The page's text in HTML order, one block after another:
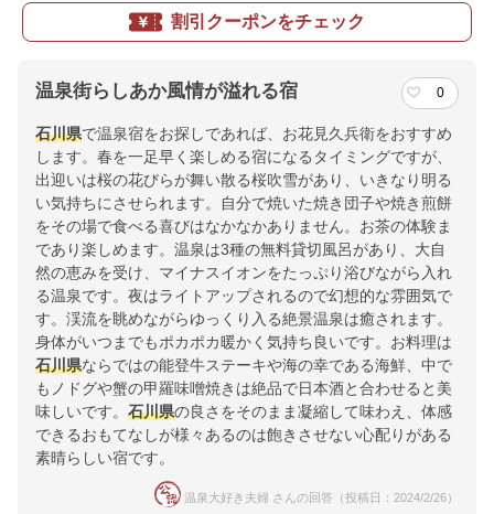
割引クーポンをチェック
温泉街らしあか風情が溢れる宿 0
石川県で温泉宿をお探しであれば、お花見久兵衛をおすすめ
します。春を一足早く楽しめる宿になるタイミングですが、
出迎いは桜の花びらが舞い散る桜吹雪があり、いきなり明る
い気持ちにさせられます。自分で焼いた焼き団子や焼き煎餅
をその場で食べる喜びはなかなかありません。お茶の体験ま
であり楽しめます。温泉は3種の無料貸切風呂があり、大自
然の恵みを受け、マイナスイオンをたっぷり浴びながら入れ
る温泉です。夜はライトアップされるので幻想的な雰囲気で
す。渓流を眺めながらゆっくり入る絶景温泉は癒されます。
身体がいつまでもポカポカ暖かく気持ち良いです。お料理は
石川県ならではの能登牛ステーキや海の幸である海鮮、中で
もノドグや蟹の甲羅味噌焼きは絶品で日本酒と合わせると美
味しいです。 石川県の良さをそのまま凝縮して味わえ、体感
できるおもてなしが様々あるのは飽きさせない心配りがある
素晴らしい宿です。
温泉大好き夫婦 さんの回答（投稿日：2024/2/26）